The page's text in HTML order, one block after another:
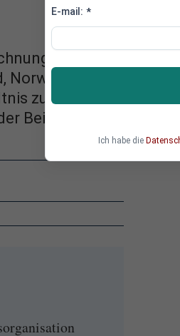
von Oxfam
und Kanada
zu ihrer
Beitrag Frankreichs.
E-mail: *
Ich habe die